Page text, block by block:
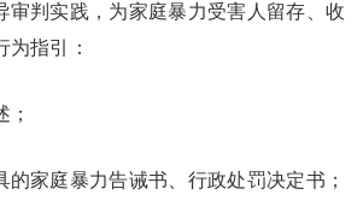
审判实践，为家庭暴力受害人留存、收
指引：
；
的家庭暴力告诫书、行政处罚决定书；